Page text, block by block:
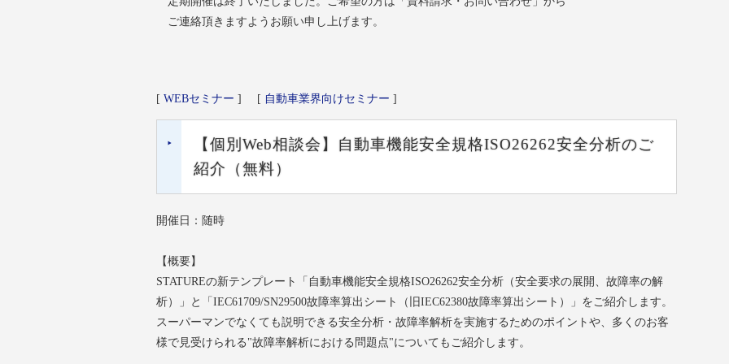
ご連絡頂きますようお願い申し上げます。
[ WEBセミナー ] [ 自動車業界向けセミナー ]
【個別Web相談会】自動車機能安全規格ISO26262安全分析のご
紹介（無料）
開催日：随時
【概要】
STATUREの新テンプレート「自動車機能安全規格ISO26262安全分析（安全要求の展開、故障率の解
析）」と「IEC61709/SN29500故障率算出シート（旧IEC62380故障率算出シート）」をご紹介します。
スーパーマンでなくても説明できる安全分析・故障率解析を実施するためのポイントや、多くのお客
様で見受けられる"故障率解析における問題点"についてもご紹介します。